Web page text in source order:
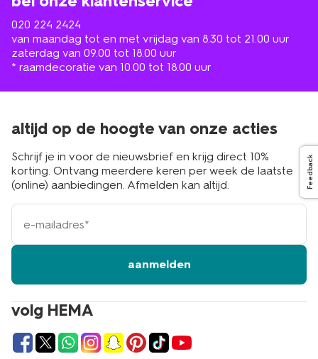
020 224 2424
van maandag tot en met vrijdag van 8.30 tot 21.00 uur
zaterdag van 09.00 tot 18.00 uur
* raamdecoratie van 10.00 tot 18.00 uur
volg HEMA
altijd op de hoogte van onze acties
Schrijf je in voor de nieuwsbrief en krijg direct 10%
korting. Ontvang meerdere keren per week de laatste
(online) aanbiedingen. Afmelden kan altijd.
e-
mailadres
aanmelden
Feedback